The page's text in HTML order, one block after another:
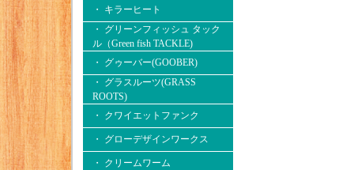
・ キラーヒート
・ グリーンフィッシュ タック
ル（Green fish TACKLE)
・ グゥーバー(GOOBER)
・ グラスルーツ(GRASS
ROOTS)
・ クワイエットファンク
・ グローデザインワークス
・ クリームワーム